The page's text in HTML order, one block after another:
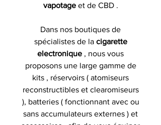
vapotage et de CBD .
Dans nos boutiques de
spécialistes de la cigarette
electronique , nous vous
proposons une large gamme de
kits , réservoirs ( atomiseurs
reconstructibles et clearomiseurs
), batteries ( fonctionnant avec ou
sans accumulateurs externes ) et